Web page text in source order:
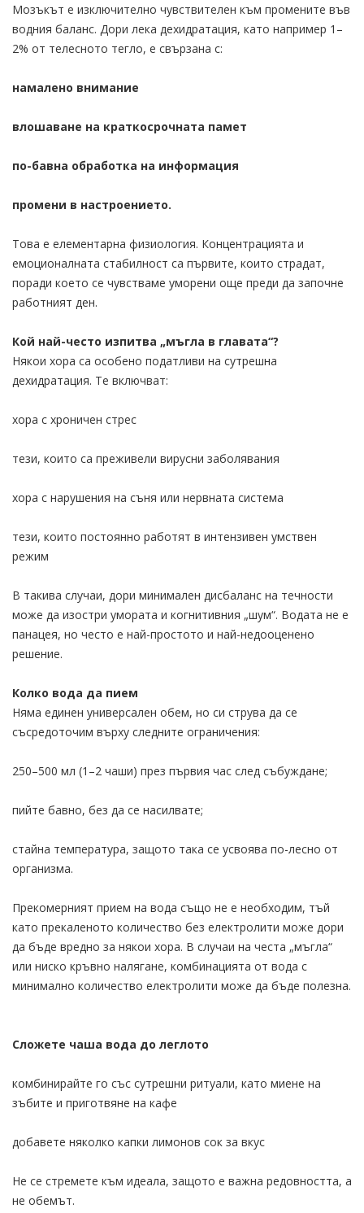
Мозъкът е изключително чувствителен към промените във
водния баланс. Дори лека дехидратация, като например 1–
2% от телесното тегло, е свързана с:
намалено внимание
влошаване на краткосрочната памет
по-бавна обработка на информация
промени в настроението.
Това е елементарна физиология. Концентрацията и
емоционалната стабилност са първите, които страдат,
поради което се чувстваме уморени още преди да започне
работният ден.
Кой най-често изпитва „мъгла в главата“?
Някои хора са особено податливи на сутрешна
дехидратация. Те включват:
хора с хроничен стрес
тези, които са преживели вирусни заболявания
хора с нарушения на съня или нервната система
тези, които постоянно работят в интензивен умствен
режим
В такива случаи, дори минимален дисбаланс на течности
може да изостри умората и когнитивния „шум“. Водата не е
панацея, но често е най-простото и най-недооценено
решение.
Колко вода да пием
Няма единен универсален обем, но си струва да се
съсредоточим върху следните ограничения:
250–500 мл (1–2 чаши) през първия час след събуждане;
пийте бавно, без да се насилвате;
стайна температура, защото така се усвоява по-лесно от
организма.
Прекомерният прием на вода също не е необходим, тъй
като прекаленото количество без електролити може дори
да бъде вредно за някои хора. В случаи на честа „мъгла“
или ниско кръвно налягане, комбинацията от вода с
минимално количество електролити може да бъде полезна.
Сложете чаша вода до леглото
комбинирайте го със сутрешни ритуали, като миене на
зъбите и приготвяне на кафе
добавете няколко капки лимонов сок за вкус
Не се стремете към идеала, защото е важна редовността, а
не обемът.